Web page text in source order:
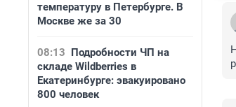
температуру в Петербурге. В
Москве же за 30
08:13 Подробности ЧП на
складе Wildberries в
Екатеринбурге: эвакуировано
800 человек